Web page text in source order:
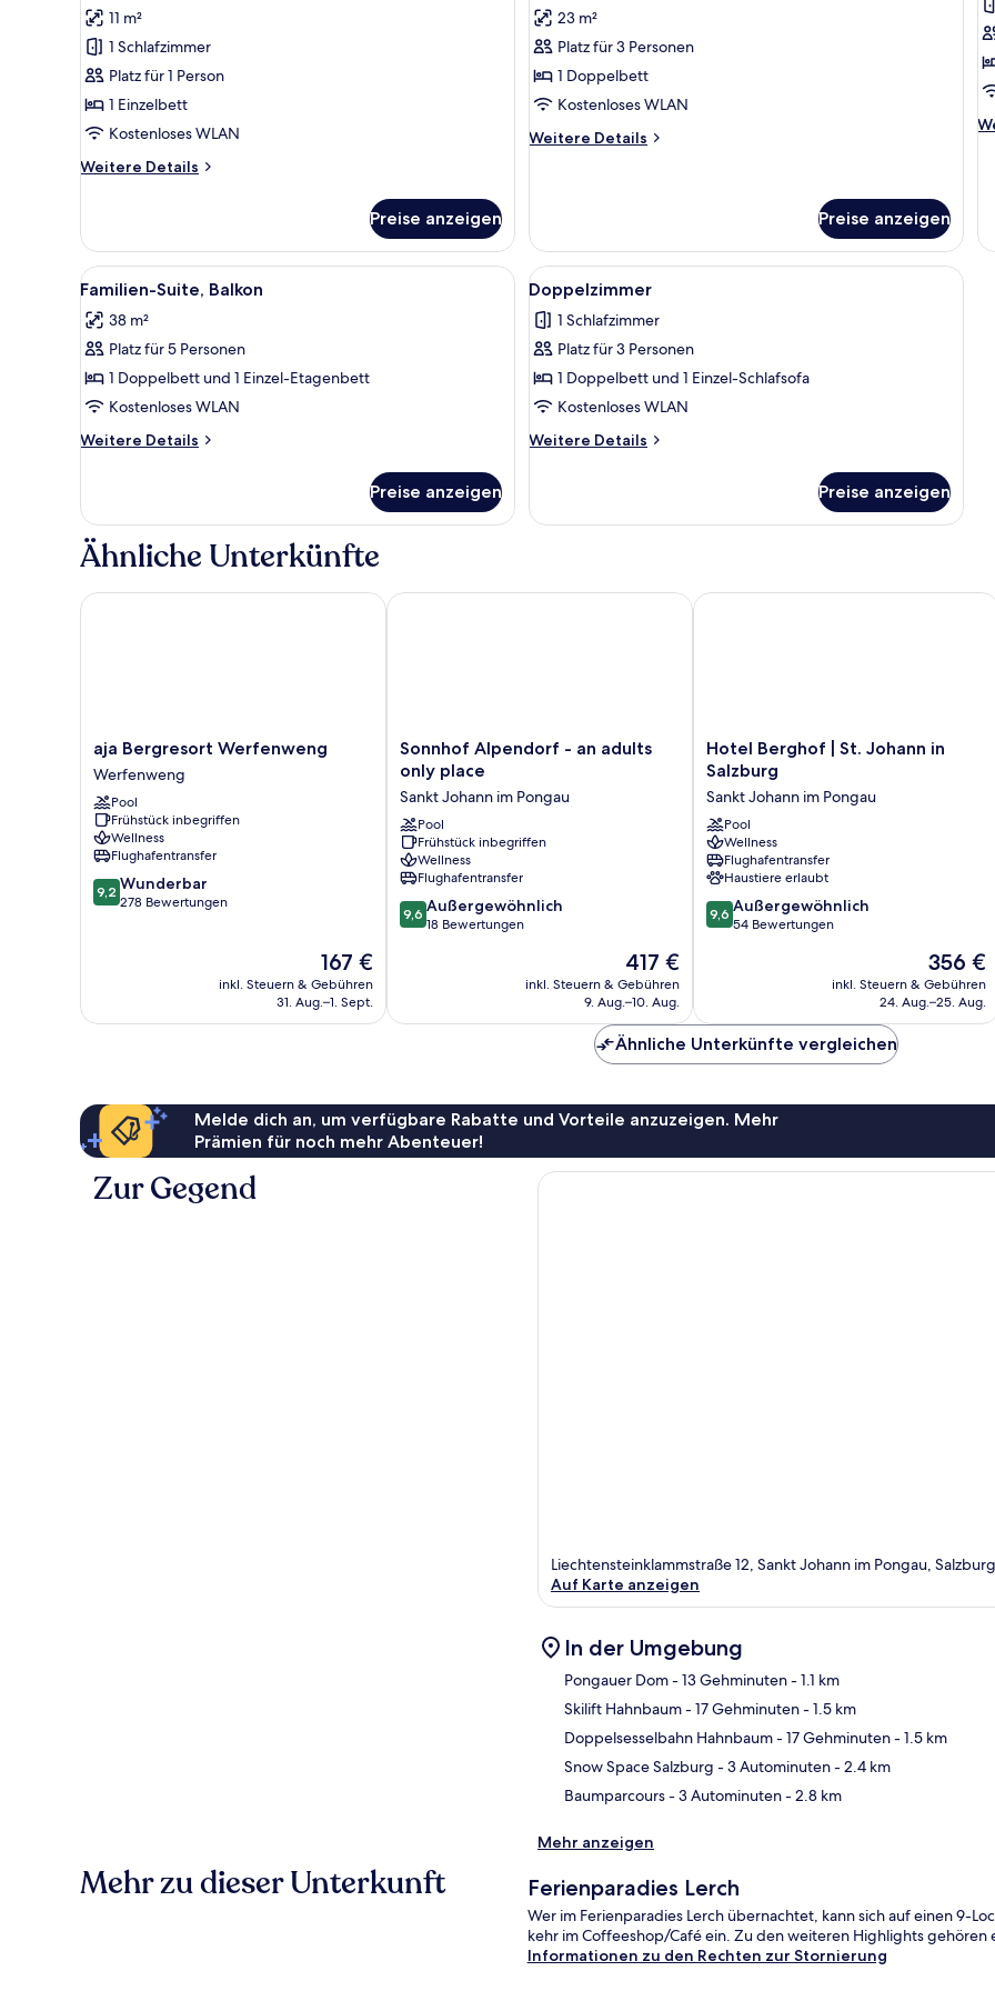
Einzelzimmer
anzeigen
Bewertung)
11 m²
1 Schlafzimmer
Platz für 1 Person
1 Einzelbett
Kostenloses WLAN
Weitere Details
Weitere
Preise anzeigen
Doppelzimmer,
Balkon
anzeigen
Bewertungen)
23 m²
Platz für 3 Personen
1 Doppelbett
Kostenloses WLAN
Weitere Details
Weitere
Preise anzeigen
Alle
Fotos
für
Familien-
Suite,
Balkon
anzeigen
Familien-Suite, Balkon | Zimmersafe, Schreibtisch, kostenloses WLAN, individuell dekoriert
4
Familien-Suite, Balkon
38 m²
Platz für 5 Personen
1 Doppelbett und 1 Einzel-Etagenbett
Kostenloses WLAN
Weitere Details
Weitere
Suite,
Balkon
Preise anzeigen
Alle
Fotos
für
Doppelzimmer
anzeigen
Ein Schlafzimmer mit einem
5
Doppelzimmer
1 Schlafzimmer
Platz für 3 Personen
1 Doppelbett und 1 Einzel-Schlafsofa
Kostenloses WLAN
Weitere Details
Weitere
Preise anzeigen
Ähnliche Unterkünfte
aja
Bergresort
Werfenweng
Werfenweng
aja Bergresort Werfenweng
Werfenweng
Pool
Frühstück inbegriffen
Wellness
Flughafentransfer
9.2
von
9,2 Wunderbar
278 Bewertungen
Der
Preis
beträgt
167 €
inkl. Steuern & Gebühren
31. Aug.–1. Sept.
aja Bergresort Werfenweng
Sonnhof
Alpendorf
an
adults
only
place
Sankt
Johann
im
Sonnhof Alpendorf - an adults
only place
Sankt Johann im Pongau
Pool
Frühstück inbegriffen
Wellness
Flughafentransfer
9.6
von
9,6 Außergewöhnlich
18 Bewertungen
Der
Preis
beträgt
417 €
inkl. Steuern & Gebühren
9. Aug.–10. Aug.
Sonnhof Alpendorf - an adults only place
Hotel
Berghof
St.
Johann
in
Salzburg
Sankt
Johann
im
Hotel Berghof | St. Johann in
Salzburg
Sankt Johann im Pongau
Pool
Wellness
Flughafentransfer
Haustiere erlaubt
9.6
von
9,6 Außergewöhnlich
54 Bewertungen
Der
Preis
beträgt
356 €
inkl. Steuern & Gebühren
24. Aug.–25. Aug.
Hotel Berghof | St. Johann in
Ähnliche Unterkünfte vergleichen
Melde dich an, um verfügbare Rabatte und Vorteile anzuzeigen. Mehr
Prämien für noch mehr Abenteuer!
Zur Gegend
Liechtensteinklammstraße 12, Sankt Johann im Pongau,
Auf Karte anzeigen
In der Umgebung
Pongauer Dom- 13 Gehminuten- 1.1 km
Skilift Hahnbaum- 17 Gehminuten- 1.5 km
Doppelsesselbahn Hahnbaum- 17 Gehminuten- 1.5 km
Snow Space Salzburg - 3 Autominuten- 2.4 km
Baumparcours- 3 Autominuten- 2.8 km
Mehr anzeigen
Mehr zu dieser Unterkunft Ferienparadies Lerch
Wer im Ferienparadies Lerch übernachtet, kann sich auf einen 9-
kehr im Coffeeshop/Café ein. Zu den weiteren Highlights
Informationen zu den Rechten zur Stornierung